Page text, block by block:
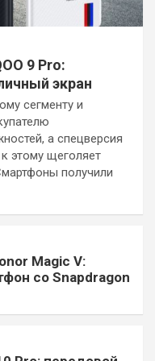
9 Pro:
экран
сегменту и
а спецверсия
этому щеголяет
получили
Magic V:
со Snapdragon